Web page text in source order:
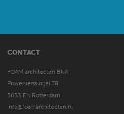
CONTACT
FOAM architecten BNA
Provenierssingel 78
3033 EN Rotterdam
info@foamarchitecten.nl